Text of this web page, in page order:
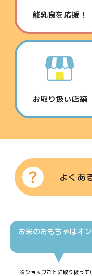
離乳食を応援！
お取り扱い店舗
よくあ
お米のおもちゃはオ
※ショップごとに取り扱って